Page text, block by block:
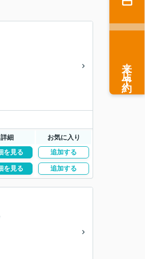
詳細 お気に入り
を見る 追加する
を見る 追加する
来店予約